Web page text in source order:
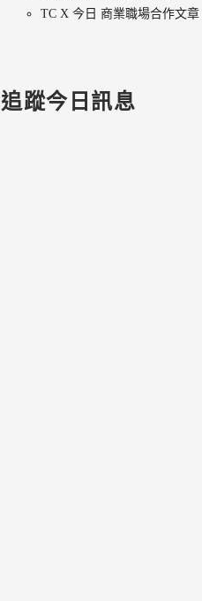
TC X 今日 商業職場合作文章
追蹤今日訊息